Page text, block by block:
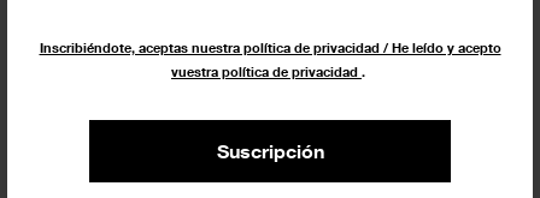
Inscribiéndote, aceptas nuestra política de privacidad / He leído y acepto
vuestra política de privacidad .
Suscripción
Los más leídos